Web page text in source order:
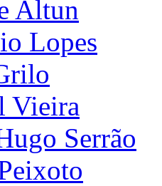
Altun
Lopes
Vieira
Serrão